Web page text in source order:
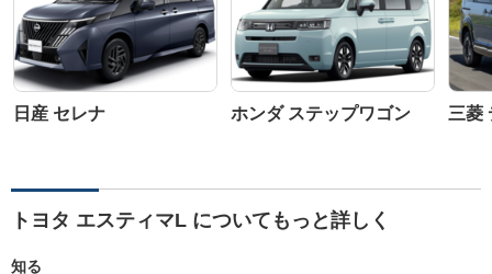
日産 セレナ ホンダ ステップワゴン 三菱
トヨタ エスティマL についてもっと詳しく
知る